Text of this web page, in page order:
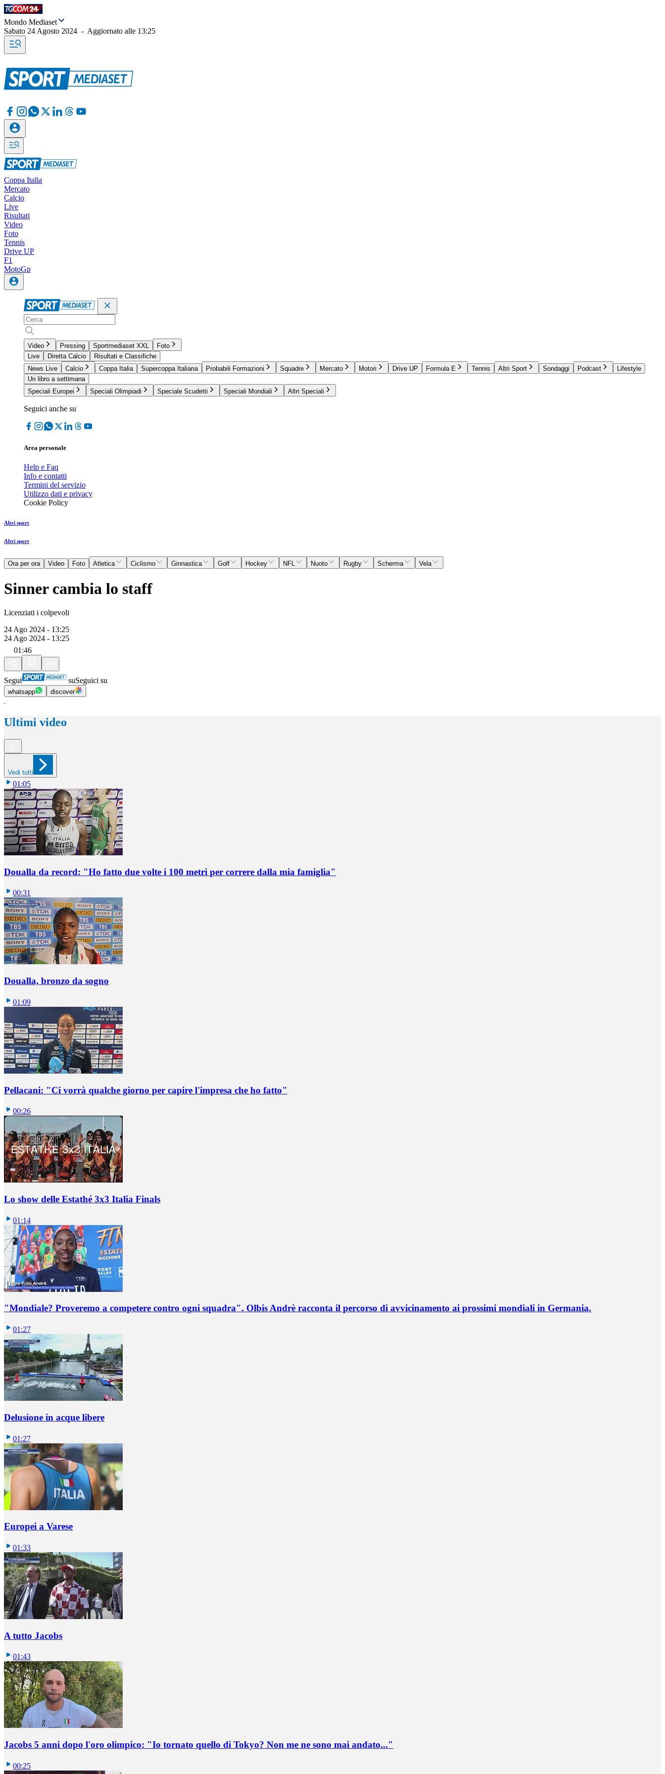
Mondo Mediaset
Sabato 24 Agosto 2024 - Aggiornato alle 13:25
Coppa Italia
Mercato
Calcio
Live
Risultati
Video
Foto
Tennis
Drive UP
F1
MotoGp
Video Pressing Sportmediaset XXL
Foto
Live
Diretta Calcio
Risultati e Classifiche
News Live
Calcio Coppa Italia Supercoppa Italiana Probabili Formazioni Squadre Mercato Motori Drive UP Formula E Tennis Altri Sport Sondaggi Podcast
Lifestyle
Un libro a settimana
Speciali Europei
Speciali Olimpiadi Speciale Scudetti Speciali Mondiali Altri Speciali
Seguici anche su
Area personale
Help e Faq
Info e contatti
Termini del servizio
Utilizzo dati e privacy
Cookie Policy
Altri sport
Altri sport
Ora per ora Video Foto Atletica Ciclismo Ginnastica Golf Hockey NFL Nuoto Rugby Scherma Vela
Sinner cambia lo staff
Licenziati i colpevoli
24 Ago 2024 - 13:25
24 Ago 2024 - 13:25
01:46
Segui suSeguici su
whatsapp discover
Ultimi video
Vedi tutti
01:05
Doualla da record: "Ho fatto due volte i 100 metri per correre dalla mia famiglia"
00:31
Doualla, bronzo da sogno
01:09
Pellacani: "Ci vorrà qualche giorno per capire l'impresa che ho fatto"
00:26
Lo show delle Estathé 3x3 Italia Finals
01:14
"Mondiale? Proveremo a competere contro ogni squadra". Olbis Andrè racconta il percorso di avvicinamento ai prossimi mondiali in Germania.
01:27
Delusione in acque libere
01:27
Europei a Varese
01:33
A tutto Jacobs
01:43
Jacobs 5 anni dopo l'oro olimpico: "Io tornato quello di Tokyo? Non me ne sono mai andato..."
00:25